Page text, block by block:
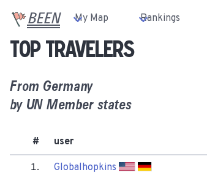
BEEN My Map Rankings
Top travelers
From Germany
by UN Member states
# user
1. Globalhopkins